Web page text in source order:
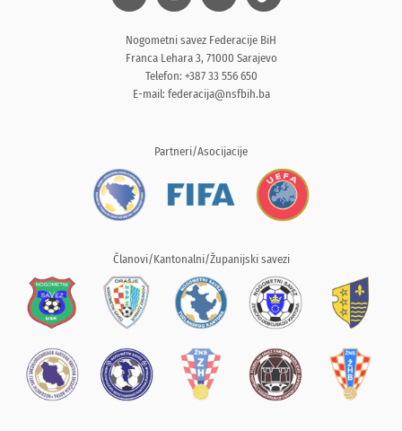
Nogometni savez Federacije BiH
Franca Lehara 3, 71000 Sarajevo
Telefon: +387 33 556 650
E-mail: federacija@nsfbih.ba
Partneri/Asocijacije
Članovi/Kantonalni/Županijski savezi